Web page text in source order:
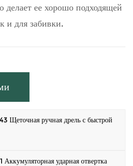
делает ее хорошо подходящей
и для забивки.
ручная дрель с быстрой
ударная отвертка